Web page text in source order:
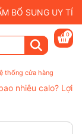
BỔ SUNG UY
thống cửa hàng
0
nhiêu calo? Lợi